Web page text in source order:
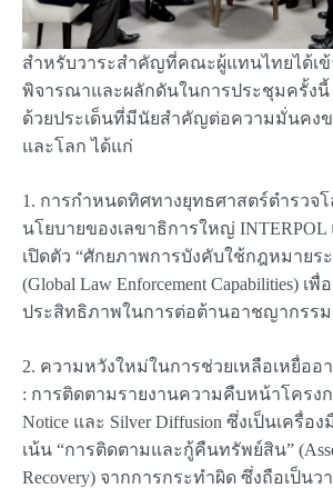
สำหรับวาระสำคัญที่คณะผู้แทนไทยได้เข้
พิจารณาและผลักดันในการประชุมครั้งนี้
ด้วยประเด็นที่มีนัยสำคัญต่อความมั่นคงข
และโลก ได้แก่
1. การกำหนดทิศทางยุทธศาสตร์ตำรวจโ
นโยบายของเลขาธิการใหญ่ INTERPOL
เปิดตัว “ศักยภาพการบังคับใช้กฎหมายร
(Global Law Enforcement Capabilities) เพื่
ประสิทธิภาพในการต่อต้านอาชญากรร
2. ความหวังใหม่ในการช่วยเหลือเหยื่ออ
: การติดตามรายงานความคืบหน้าโครงก
Notice และ Silver Diffusion ซึ่งเป็นเครื่อ
เน้น “การติดตามและกู้คืนทรัพย์สิน”
Recovery) จากการกระทำผิด ซึ่งถือเป็นว